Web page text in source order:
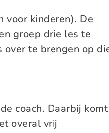
voor kinderen). De
groep drie les te
over te brengen op
coach. Daarbij komt
overal vrij